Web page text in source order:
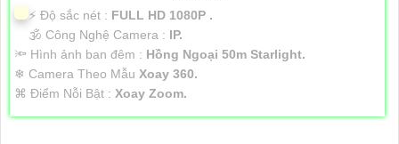
️⚡ Độ sắc nét : FULL HD 1080P .
🕉️ Công Nghệ Camera : IP.
🔦 Hình ảnh ban đêm : Hồng Ngoại 50m Starlight.
❄ Camera Theo Mẫu Xoay 360.
️⌘ Điểm Nỗi Bật : Xoay Zoom.